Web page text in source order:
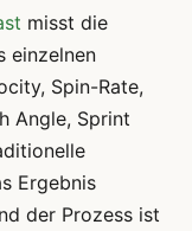
misst die
einzelnen
Spin-Rate,
Angle, Sprint
Ergebnis
der Prozess ist